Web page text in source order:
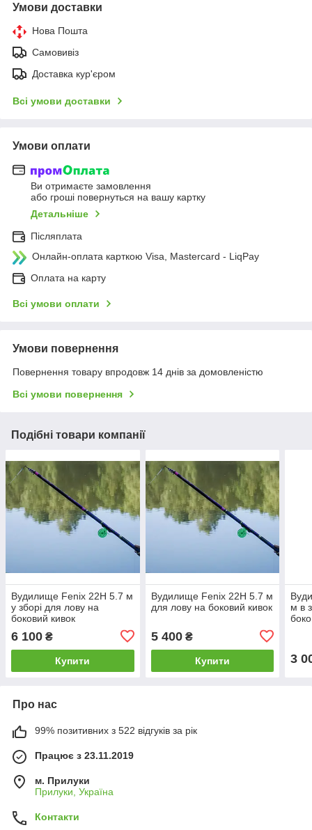
Умови доставки
Нова Пошта
Самовивіз
Доставка кур'єром
Всі умови доставки
Умови оплати
Ви отримаєте замовлення
або гроші повернуться на вашу картку
Детальніше
Післяплата
Онлайн-оплата карткою Visa, Mastercard - LiqPay
Оплата на карту
Всі умови оплати
Умови повернення
Повернення товару впродовж 14 днів за домовленістю
Всі умови повернення
Подібні товари компанії
Вудилище Fenix 22H 5.7 м
у зборі для лову на
боковий кивок
6 100 ₴
Купити
Вудилище Fenix 22H 5.7 м
для лову на боковий кивок
5 400₴
Купити
м в
3
Про нас
99% позитивних з 522 відгуків за рік
Працює з 23.11.2019
м. Прилуки
Прилуки, Україна
Контакти